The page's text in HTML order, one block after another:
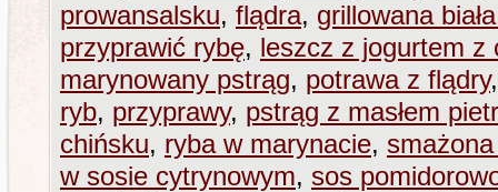
prowansalsku, flądra, grillowana
przyprawić rybę, leszcz z jogurtem z
marynowany pstrąg, potrawa z flądry
ryb, przyprawy, pstrąg z masłem
chińsku, ryba w marynacie,
w sosie cytrynowym, sos